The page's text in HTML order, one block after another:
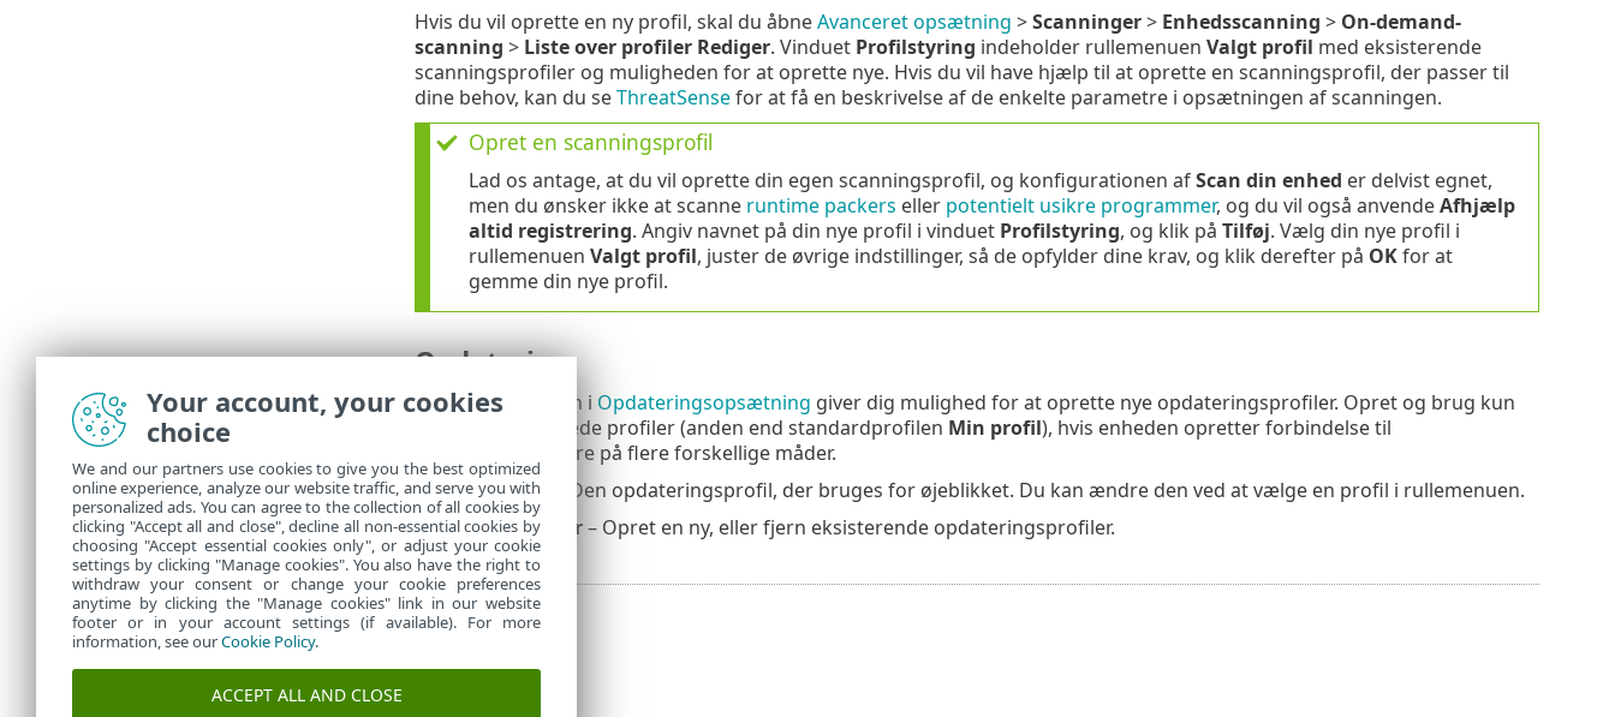
Hvis du vil oprette en ny profil, skal du åbneAvanceret opsætning >Scanninger> Enhedsscanning > On-demand-
scanning > Liste over profiler Rediger. Vinduet Profilstyring indeholder rullemenuen Valgt profil med eksisterende
scanningsprofiler og muligheden for at oprette nye. Hvis du vil have hjælp til at oprette en scanningsprofil, der passer til
dine behov, kan du seThreatSensefor at få en beskrivelse af de enkelte parametre i opsætningen af scanningen.
Opret en scanningsprofil
Lad os antage, at du vil oprette din egen scanningsprofil, og konfigurationen afScan din enhed er delvist egnet,
men du ønsker ikke at scanne runtime packers eller potentielt usikre programmer, og du vil også anvendeAfhjælp
altid registrering. Angiv navnet på din nye profil i vinduet Profilstyring, og klik på Tilføj. Vælg din nye profil i
rullemenuen Valgt profil, juster de øvrige indstillinger, så de opfylder dine krav, og klik derefter på OKfor at
gemme din nye profil.
Opdatering
Profilredigeringen i Opdateringsopsætning giver dig mulighed for at oprette nye opdateringsprofiler. Opret og brug kun
dine egne tilpassede profiler (anden end standardprofilen Min profil), hvis enheden opretter forbindelse til
opdateringsservere på flere forskellige måder.
Opdater profil
– Den opdateringsprofil, der bruges for øjeblikket. Du kan ændre den ved at vælge en profil i rullemenuen.
Liste over profiler– Opret en ny, eller fjern eksisterende opdateringsprofiler.
Your account, your cookies
choice
We and our partners use cookies to give you the best optimized
online experience, analyze our website traffic, and serve you with
personalized ads. You can agree to the collection of all cookies by
clicking "Accept all and close", decline all non-essential cookies by
choosing "Accept essential cookies only", or adjust your cookie
settings by clicking "Manage cookies". You also have the right to
withdraw your consent or change your cookie preferences
anytime by clicking the "Manage cookies" link in our website
footer or in your account settings (if available). For more
information, see ourCookie Policy.
ACCEPT ALL AND CLOSE